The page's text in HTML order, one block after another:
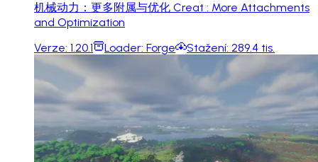
机械动力：更多附属与优化 Creat : More Attachments
and Optimization
Verze: 1.20.1 Loader: Forge Stažení: 289.4 tis.